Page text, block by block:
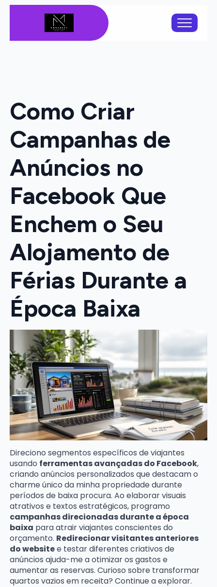
Como Criar
Campanhas de
Anúncios no
Facebook Que
Enchem o Seu
Alojamento de
Férias Durante a
Época Baixa
Direciono segmentos específicos de viajantes
usando ferramentas avançadas do Facebook,
criando anúncios personalizados que destacam o
charme único da minha propriedade durante
períodos de baixa procura. Ao elaborar visuais
atrativos e textos estratégicos, programo
campanhas direcionadas durante a época
baixa para atrair viajantes conscientes do
orçamento. Redirecionar visitantes anteriores
do websitee testar diferentes criativos de
anúncios ajuda-me a otimizar os gastos e
aumentar as reservas. Curioso sobre transformar
quartos vazios em receita? Continue a explorar.